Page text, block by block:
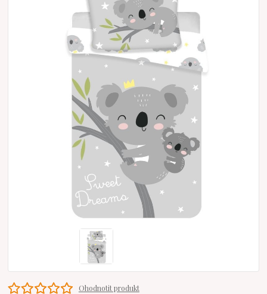
Ohodnotit produkt